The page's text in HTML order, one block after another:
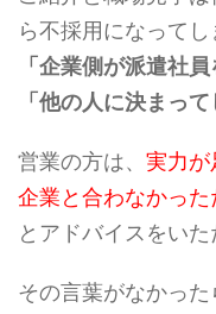
ら不採用になってし
「企業側が派遣社
「他の人に決まって
営業の方は、 実力が
企業と合わなかっ
とアドバイスをいた
その言葉がなかっ